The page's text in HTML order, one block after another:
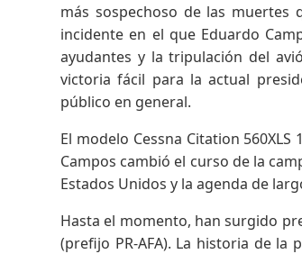
más sospechoso de las muertes
incidente en el que Eduardo
ayudantes y la tripulación del
victoria fácil para la actual
público en general.
El modelo Cessna Citation
Campos cambió el curso de la
Estados Unidos y la agenda de
Hasta el momento, han surgido
(prefijo PR-AFA). La historia de